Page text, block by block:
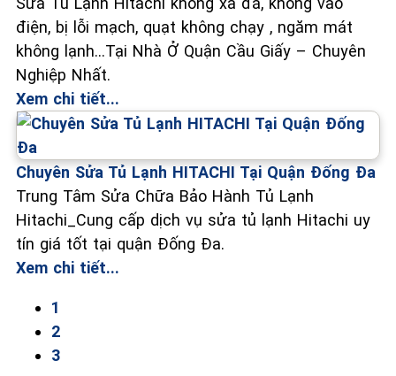
điện, bị lỗi mạch, quạt không chạy , ngăm mát
không lạnh...Tại Nhà Ở Quận Cầu Giấy – Chuyên
Nghiệp Nhất.
Xem chi tiết...
Chuyên Sửa Tủ Lạnh HITACHI Tại Quận Đống Đa
Trung Tâm Sửa Chữa Bảo Hành Tủ Lạnh
Hitachi_Cung cấp dịch vụ sửa tủ lạnh Hitachi uy
tín giá tốt tại quận Đống Đa.
Xem chi tiết...
1
2
3